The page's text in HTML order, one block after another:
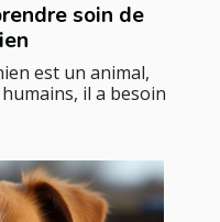
soin de
est un animal,
il a besoin